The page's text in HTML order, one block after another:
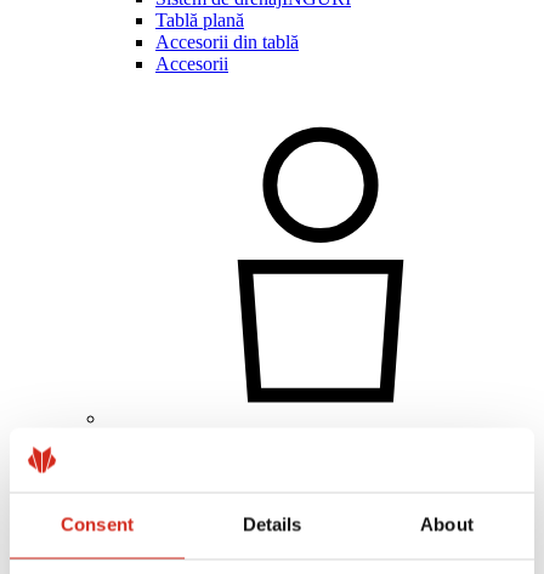
Consent Details About
Tablă plană
Accesorii din tablă
Accesorii
Înregistrarea garanției